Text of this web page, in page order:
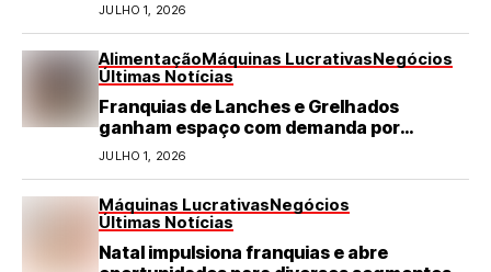
JULHO 1, 2026
AlimentaçãoMáquinas LucrativasNegócios
Últimas Notícias
Franquias de Lanches e Grelhados
ganham espaço com demanda por
refeições rápidas e de qualidade
JULHO 1, 2026
Máquinas LucrativasNegócios
Últimas Notícias
Natal impulsiona franquias e abre